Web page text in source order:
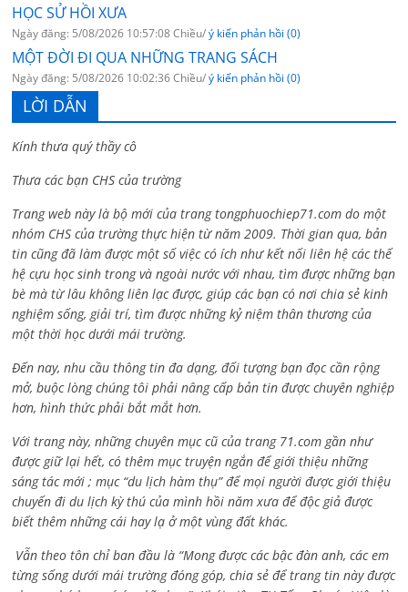
HỌC SỬ HỒI XƯA
Ngày đăng: 5/08/2026 10:57:08 Chiều/ý kiến phản hồi (0)
MỘT ĐỜI ĐI QUA NHỮNG TRANG SÁCH
Ngày đăng: 5/08/2026 10:02:36 Chiều/ý kiến phản hồi (0)
LỜI DẪN
Kính thưa quý thầy cô
Thưa các bạn CHS của trường
Trang web này là bộ mới của trang tongphuochiep71.com do một
nhóm CHS của trường thực hiện từ năm 2009. Thời gian qua, bản
tin cũng đã làm được một số việc có ích như kết nối liên hệ các thế
hệ cựu học sinh trong và ngoài nước với nhau, tìm được những bạn
bè mà từ lâu không liên lạc được, giúp các bạn có nơi chia sẻ kinh
nghiệm sống, giải trí, tìm được những kỷ niệm thân thương của
một thời học dưới mái trường.
Đến nay, nhu cầu thông tin đa dạng, đối tượng bạn đọc cần rộng
mở, buộc lòng chúng tôi phải nâng cấp bản tin được chuyên nghiệp
hơn, hình thức phải bắt mắt hơn.
Với trang này, những chuyên mục cũ của trang 71.com gần như
được giữ lại hết, có thêm mục truyện ngắn để giới thiệu những
sáng tác mới ; mục “du lịch hàm thụ” để mọi người được giới thiệu
chuyến đi du lịch kỳ thú của mình hồi năm xưa để độc giả được
biết thêm những cái hay lạ ở một vùng đất khác.
Vẫn theo tôn chỉ ban đầu là “Mong được các bậc đàn anh, các em
từng sống dưới mái trường đóng góp, chia sẻ để trang tin này được